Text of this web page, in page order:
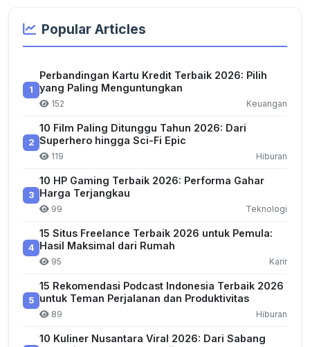
Popular Articles
1
Perbandingan Kartu Kredit Terbaik 2026: Pilih
yang Paling Menguntungkan
152 Keuangan
2
10 Film Paling Ditunggu Tahun 2026: Dari
Superhero hingga Sci-Fi Epic
119 Hiburan
3
10 HP Gaming Terbaik 2026: Performa Gahar
Harga Terjangkau
99 Teknologi
4
15 Situs Freelance Terbaik 2026 untuk Pemula:
Hasil Maksimal dari Rumah
95 Karir
5
15 Rekomendasi Podcast Indonesia Terbaik 2026
untuk Teman Perjalanan dan Produktivitas
89 Hiburan
10 Kuliner Nusantara Viral 2026: Dari Sabang